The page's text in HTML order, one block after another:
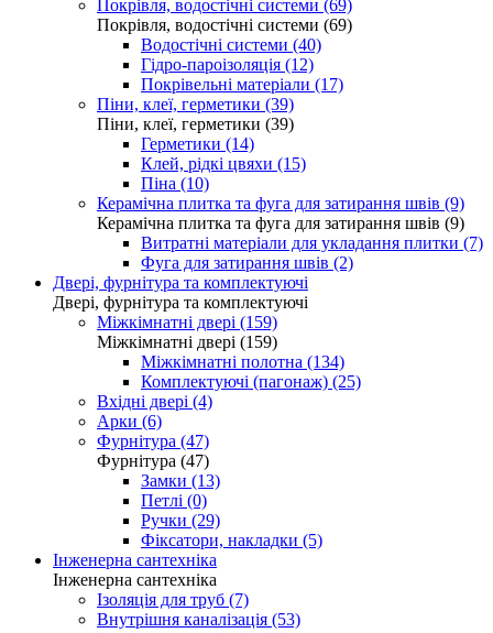
Покрівля, водостічні системи (69)
Покрівля, водостічні системи (69)
Водостічні системи (40)
Гідро-пароізоляція (12)
Покрівельні матеріали (17)
Піни, клеї, герметики (39)
Піни, клеї, герметики (39)
Герметики (14)
Клей, рідкі цвяхи (15)
Піна (10)
Керамічна плитка та фуга для затирання швів (9)
Керамічна плитка та фуга для затирання швів (9)
Витратні матеріали для укладання плитки (7)
Фуга для затирання швів (2)
Двері, фурнітура та комплектуючі
Двері, фурнітура та комплектуючі
Міжкімнатні двері (159)
Міжкімнатні двері (159)
Міжкімнатні полотна (134)
Комплектуючі (пагонаж) (25)
Вхідні двері (4)
Арки (6)
Фурнітура (47)
Фурнітура (47)
Замки (13)
Петлі (0)
Ручки (29)
Фіксатори, накладки (5)
Інженерна сантехніка
Інженерна сантехніка
Ізоляція для труб (7)
Внутрішня каналізація (53)